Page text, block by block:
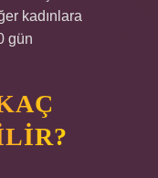
kadınlara
gün